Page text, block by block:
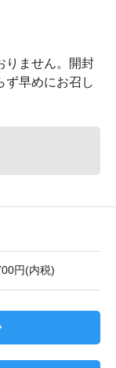
りません。開封
ず早めにお召し
円(内税)